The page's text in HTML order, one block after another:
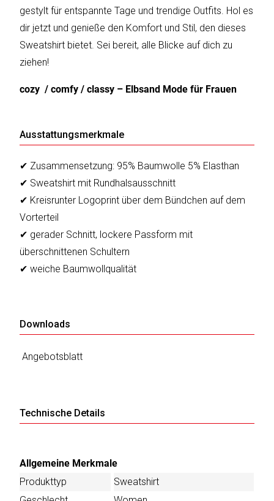
gestylt für entspannte Tage und trendige Outfits. Hol es
dir jetzt und genieße den Komfort und Stil, den dieses
Sweatshirt bietet. Sei bereit, alle Blicke auf dich zu
ziehen!
cozy / comfy / classy – Elbsand Mode für Frauen
Ausstattungsmerkmale
✔ Zusammensetzung: 95% Baumwolle 5% Elasthan
✔ Sweatshirt mit Rundhalsausschnitt
✔ Kreisrunter Logoprint über dem Bündchen auf dem
Vorterteil
✔ gerader Schnitt, lockere Passform mit
überschnittenen Schultern
✔ weiche Baumwollqualität
Downloads
Angebotsblatt
Technische Details
Allgemeine Merkmale
Produkttyp
Sweatshirt